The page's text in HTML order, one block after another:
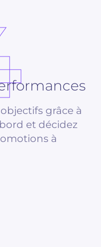
grâce à
et décidez
à